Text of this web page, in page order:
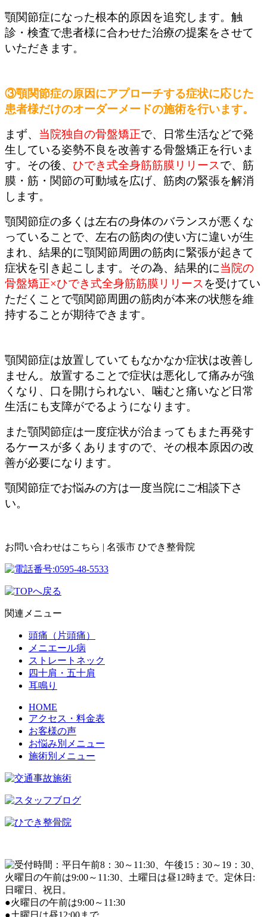
顎関節症になった根本的原因を追究します。触
診・検査で患者様に合わせた治療の提案をさせて
いただきます。
③顎関節症の原因にアプローチする症状に応じた
患者様だけのオーダーメードの施術を行います。
まず、 当院独自の骨盤矯正で、日常生活などで発
生している姿勢不良を改善する骨盤矯正を行いま
す。その後、 ひでき式全身筋筋膜リリースで、筋
膜・筋・関節の可動域を広げ、筋肉の緊張を解消
します。
顎関節症の多くは左右の身体のバランスが悪くな
っていることで、左右の筋肉の使い方に違いが生
まれ、結果的に顎関節周囲の筋肉に緊張が起きて
症状を引き起こします。その為、結果的に当院の
骨盤矯正×ひでき式全身筋筋膜リリース を受けてい
ただくことで顎関節周囲の筋肉が本来の状態を維
持することが期待できます。
顎関節症は放置していてもなかなか症状は改善し
ません。放置することで症状は悪化して痛みが強
くなり、口を開けられない、噛むと痛いなど日常
生活にも支障がでるようになります。
また顎関節症は一度症状が治まってもまた再発す
るケースが多くありますので、その根本原因の改
善が必要になります。
顎関節症でお悩みの方は一度当院にご相談下さ
い。
お問い合わせはこちら | 名張市 ひでき整骨院
関連メニュー
頭痛（片頭痛）
メニエール病
ストレートネック
四十肩・五十肩
耳鳴り
HOME
アクセス・料金表
お客様の声
お悩み別メニュー
施術別メニュー
●火曜日の午前は9:00～11:30